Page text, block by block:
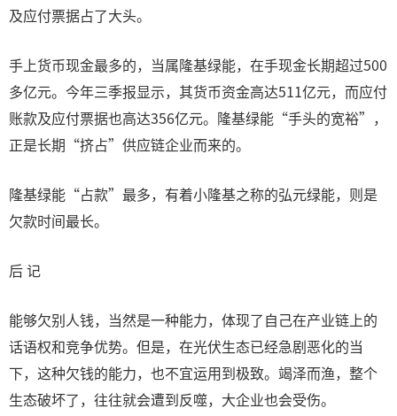
及应付票据占了大头。
手上货币现金最多的，当属隆基绿能，在手现金长期超过500
多亿元。今年三季报显示，其货币资金高达511亿元，而应付
账款及应付票据也高达356亿元。隆基绿能“手头的宽裕”，
正是长期“挤占”供应链企业而来的。
隆基绿能“占款”最多，有着小隆基之称的弘元绿能，则是
欠款时间最长。
后 记
能够欠别人钱，当然是一种能力，体现了自己在产业链上的
话语权和竞争优势。但是，在光伏生态已经急剧恶化的当
下，这种欠钱的能力，也不宜运用到极致。竭泽而渔，整个
生态破坏了，往往就会遭到反噬，大企业也会受伤。